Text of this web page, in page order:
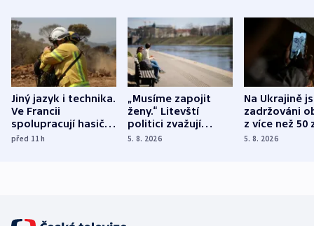
Jiný jazyk i technika.
Ve Francii
spolupracují hasiči z
různých zemí
před 11h
„Musíme zapojit
ženy.“ Litevští
politici zvažují
dohodu o
5. 8. 2026
Na Ukrajině
zadržováni
z více než 50
Bojovali na
5. 8. 2026